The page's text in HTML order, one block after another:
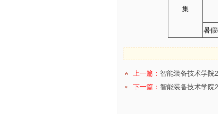
集
暑
上一篇： 智能装备技术学院
下一篇： 智能装备技术学院